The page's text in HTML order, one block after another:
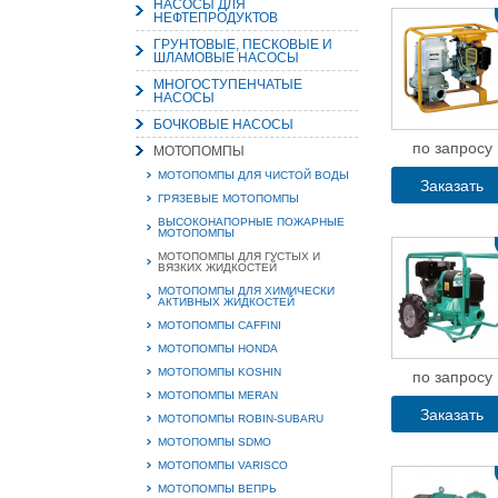
НАСОСЫ ДЛЯ
НЕФТЕПРОДУКТОВ
ГРУНТОВЫЕ, ПЕСКОВЫЕ И
ШЛАМОВЫЕ НАСОСЫ
МНОГОСТУПЕНЧАТЫЕ
НАСОСЫ
БОЧКОВЫЕ НАСОСЫ
МОТОПОМПЫ
МОТОПОМПЫ ДЛЯ ЧИСТОЙ ВОДЫ
ГРЯЗЕВЫЕ МОТОПОМПЫ
ВЫСОКОНАПОРНЫЕ ПОЖАРНЫЕ
МОТОПОМПЫ
МОТОПОМПЫ ДЛЯ ГУСТЫХ И
ВЯЗКИХ ЖИДКОСТЕЙ
МОТОПОМПЫ ДЛЯ ХИМИЧЕСКИ
АКТИВНЫХ ЖИДКОСТЕЙ
МОТОПОМПЫ CAFFINI
МОТОПОМПЫ HONDA
МОТОПОМПЫ KOSHIN
МОТОПОМПЫ MERAN
МОТОПОМПЫ ROBIN-SUBARU
МОТОПОМПЫ SDMO
МОТОПОМПЫ VARISCO
МОТОПОМПЫ ВЕПРЬ
по запросу
Заказать
по запросу
Заказать